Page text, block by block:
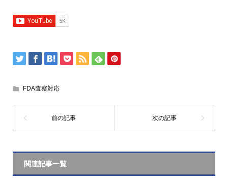
FDA査察対応
関連記事一覧